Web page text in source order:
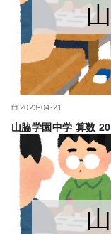
2023-04-21
山脇学園中学 算数